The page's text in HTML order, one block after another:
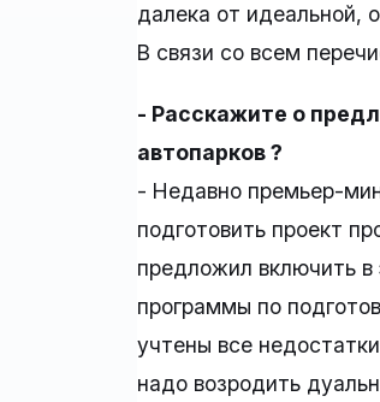
далека от идеальной,
В связи со всем
- Расскажите о
автопарков ?
- Недавно премьер-
подготовить проект
предложил включить в
программы по
учтены все
надо возродить